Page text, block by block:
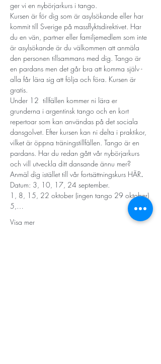
ger vi en nybörjarkurs i tango.
Kursen är för dig som är asylsökande eller har
kommit till Sverige på massflyktsdirektivet. Har
du en vän, partner eller familjemedlem som inte
är asylsökande är du välkommen att anmäla
den personen tillsammans med dig. Tango är
en pardans men det går bra att komma själv -
alla får lära sig att följa och föra. Kursen är
gratis.
Under 12  tillfällen kommer ni lära er
grunderna i argentinsk tango och en kort
repertoar som kan användas på det sociala
dansgolvet. Efter kursen kan ni delta i praktikor,
vilket är öppna träningstillfällen. Tango är en
pardans. Har du redan gått vår nybörjarkurs
och vill utveckla ditt dansande ännu mer?
Anmäl dig istället till vår fortsättningskurs HÄR.
Datum: 3, 10, 17, 24 september.
1, 8, 15, 22 oktober (ingen tango 29 oktober)
5,…
Visa mer